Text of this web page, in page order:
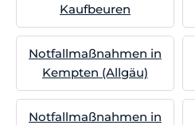
Kaufbeuren
Notfallmaßnahmen in
Kempten (Allgäu)
Notfallmaßnahmen in